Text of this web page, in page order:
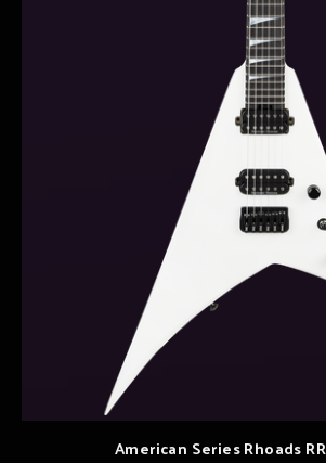
American Series Rhoads